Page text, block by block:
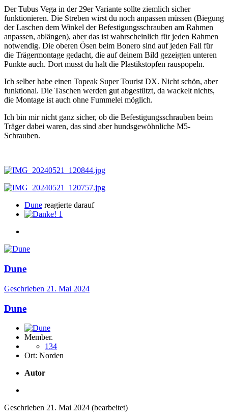
Der Tubus Vega in der 29er Variante sollte ziemlich sicher
funktionieren. Die Streben wirst du noch anpassen müssen (Biegung
der Laschen dem Winkel der Befestigungsschrauben am Rahmen
anpassen, ablängen), aber das ist wahrscheinlich für jeden Rahmen
notwendig. Die oberen Ösen beim Bonero sind auf jeden Fall für
die Trägermontage gedacht, die auf deinem Bild gezeigten unteren
Punkte auch. Dort musst du halt die Plastikstopfen rauspopeln.
Ich selber habe einen Topeak Super Tourist DX. Nicht schön, aber
funktional. Die Taschen werden gut abgestützt, da wackelt nichts,
die Montage ist auch ohne Fummelei möglich.
Ich bin mir nicht ganz sicher, ob die Befestigungsschrauben beim
Träger dabei waren, das sind aber hundsgewöhnliche M5-
Schrauben.
Dune reagierte darauf
1
Dune
Geschrieben 21. Mai 2024
Dune
Member.
134
Ort: Norden
Autor
Geschrieben 21. Mai 2024 (bearbeitet)